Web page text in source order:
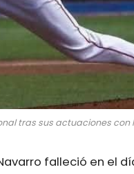
tras sus actuaciones con
falleció en el